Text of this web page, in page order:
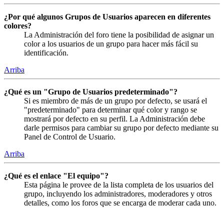
¿Por qué algunos Grupos de Usuarios aparecen en diferentes
colores?
La Administración del foro tiene la posibilidad de asignar un
color a los usuarios de un grupo para hacer más fácil su
identificación.
Arriba
¿Qué es un "Grupo de Usuarios predeterminado"?
Si es miembro de más de un grupo por defecto, se usará el
"predeterminado" para determinar qué color y rango se
mostrará por defecto en su perfil. La Administración debe
darle permisos para cambiar su grupo por defecto mediante su
Panel de Control de Usuario.
Arriba
¿Qué es el enlace "El equipo"?
Esta página le provee de la lista completa de los usuarios del
grupo, incluyendo los administradores, moderadores y otros
detalles, como los foros que se encarga de moderar cada uno.